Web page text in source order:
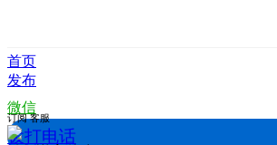
首页
发布
微信
拨打电话
订阅 客服